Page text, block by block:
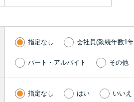
指定なし 会社員(勤続年数1
パート・アルバイト その他
指定なし はい いいえ